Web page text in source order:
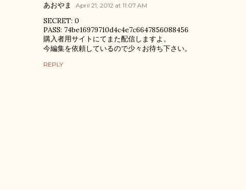
あおやま April 21, 2012 at 11:07 AM
SECRET: 0
PASS: 74be16979710d4c4e7c6647856088456
購入者用サイトにてまた配信しますよ。
今編集を依頼しているので少々お待ち下さい。
REPLY